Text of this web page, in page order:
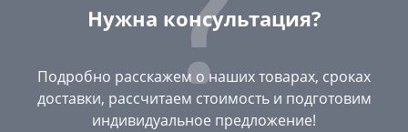
Нужна консультация?
Подробно расскажем о наших товарах, сроках
доставки, рассчитаем стоимость и подготовим
индивидуальное предложение!